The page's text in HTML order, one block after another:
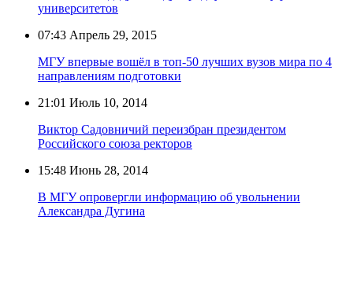
университетов
07:43 Апрель 29, 2015
МГУ впервые вошёл в топ-50 лучших вузов мира по 4
направлениям подготовки
21:01 Июль 10, 2014
Виктор Садовничий переизбран президентом
Российского союза ректоров
15:48 Июнь 28, 2014
В МГУ опровергли информацию об увольнении
Александра Дугина